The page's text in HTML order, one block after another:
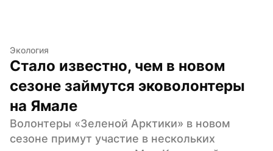
Экология
Стало известно, чем в новом
сезоне займутся эковолонтеры
на Ямале
Волонтеры «Зеленой Арктики» в новом
сезоне примут участие в нескольких